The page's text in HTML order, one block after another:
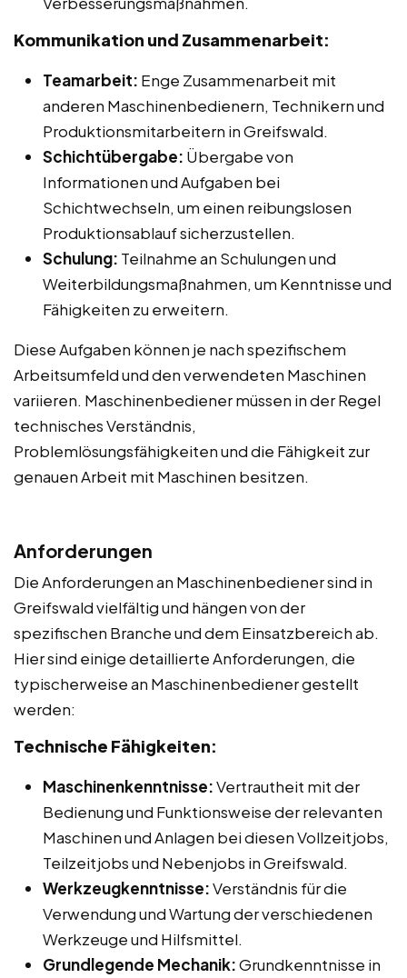
Kommunikation und Zusammenarbeit:
Teamarbeit: Enge Zusammenarbeit mit
anderen Maschinenbedienern, Technikern und
Produktionsmitarbeitern in Greifswald.
Schichtübergabe: Übergabe von
Informationen und Aufgaben bei
Schichtwechseln, um einen reibungslosen
Produktionsablauf sicherzustellen.
Schulung: Teilnahme an Schulungen und
Weiterbildungsmaßnahmen, um Kenntnisse und
Fähigkeiten zu erweitern.
Diese Aufgaben können je nach spezifischem
Arbeitsumfeld und den verwendeten Maschinen
variieren. Maschinenbediener müssen in der Regel
technisches Verständnis,
Problemlösungsfähigkeiten und die Fähigkeit zur
genauen Arbeit mit Maschinen besitzen.
Anforderungen
Die Anforderungen an Maschinenbediener sind in
Greifswald vielfältig und hängen von der
spezifischen Branche und dem Einsatzbereich ab.
Hier sind einige detaillierte Anforderungen, die
typischerweise an Maschinenbediener gestellt
werden:
Technische Fähigkeiten:
Maschinenkenntnisse:Vertrautheit mit der
Bedienung und Funktionsweise der relevanten
Maschinen und Anlagen bei diesen Vollzeitjobs,
Teilzeitjobs und Nebenjobs in Greifswald.
Werkzeugkenntnisse:Verständnis für die
Verwendung und Wartung der verschiedenen
Werkzeuge und Hilfsmittel.
Grundlegende Mechanik:Grundkenntnisse in